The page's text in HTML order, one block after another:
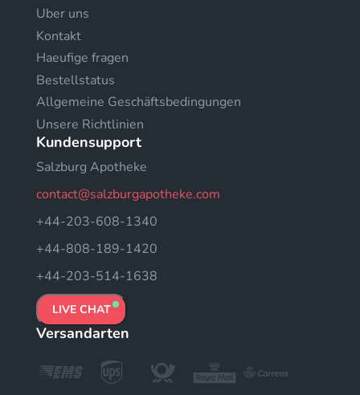
Uber uns
Kontakt
Haeufige fragen
Bestellstatus
Allgemeine Geschäftsbedingungen
Unsere Richtlinien
Kundensupport
Salzburg Apotheke
contact@salzburgapotheke.com
+44-203-608-1340
+44-808-189-1420
+44-203-514-1638
LIVE CHAT
Versandarten